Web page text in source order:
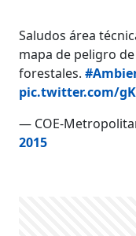
Saludos área
mapa de peligro
forestales.
pic.twitter.com/
— COE-
2015